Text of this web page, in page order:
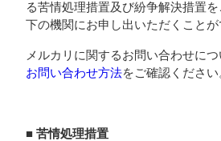
る苦情処理措置及び紛争解決措置
下の機関にお申し出いただくことが
メルカリに関するお問い合わせにつ
お問い合わせ方法をご確認ください
■ 苦情処理措置